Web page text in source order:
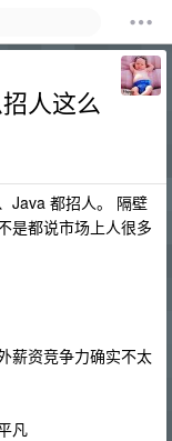
人这么
Java 都招人。 隔壁
是都说市场上人很多
薪资竞争力确实不太
凡